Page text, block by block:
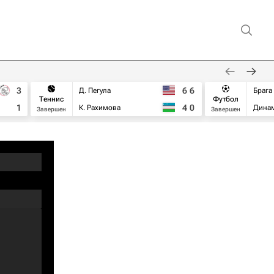
3
1
Теннис
Завершен
Д. Пегула
К. Рахимова
6 6
4 0
Футбол
Завершен
Брага